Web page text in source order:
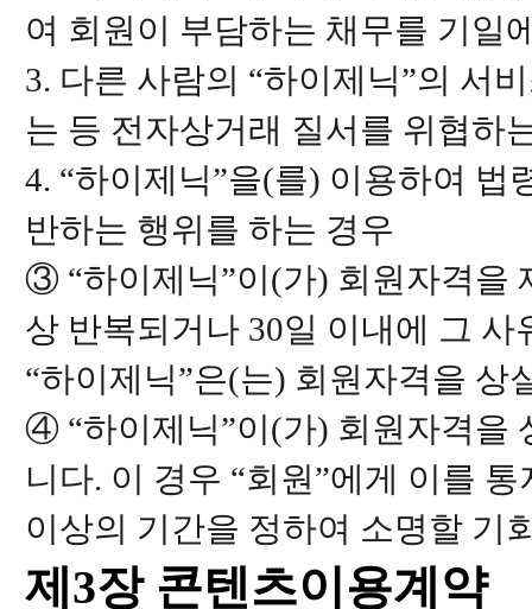
여 회원이 부담하는 채무를 기일
3. 다른 사람의 “하이제닉”의 서
는 등 전자상거래 질서를 위협하
4. “하이제닉”을(를) 이용하여
반하는 행위를 하는 경우
③ “하이제닉”이(가) 회원자격을
상 반복되거나 30일 이내에 그
“하이제닉”은(는) 회원자격을 상
④ “하이제닉”이(가) 회원자격을
니다. 이 경우 “회원”에게 이를
이상의 기간을 정하여 소명할 기
제3장 콘텐츠이용계약